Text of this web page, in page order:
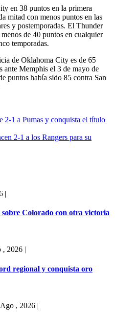
en 38 puntos en la primera
mitad con menos puntos en las
y postemporadas. El Thunder
de 40 puntos en cualquier
temporadas.
de Oklahoma City es de 65
ante Memphis el 3 de mayo de
puntos había sido 85 contra San
2-1 a Pumas y conquista el título
2-1 a los Rangers para su
|
Colorado con otra victoria
, 2026 |
regional y conquista oro
, 2026 |